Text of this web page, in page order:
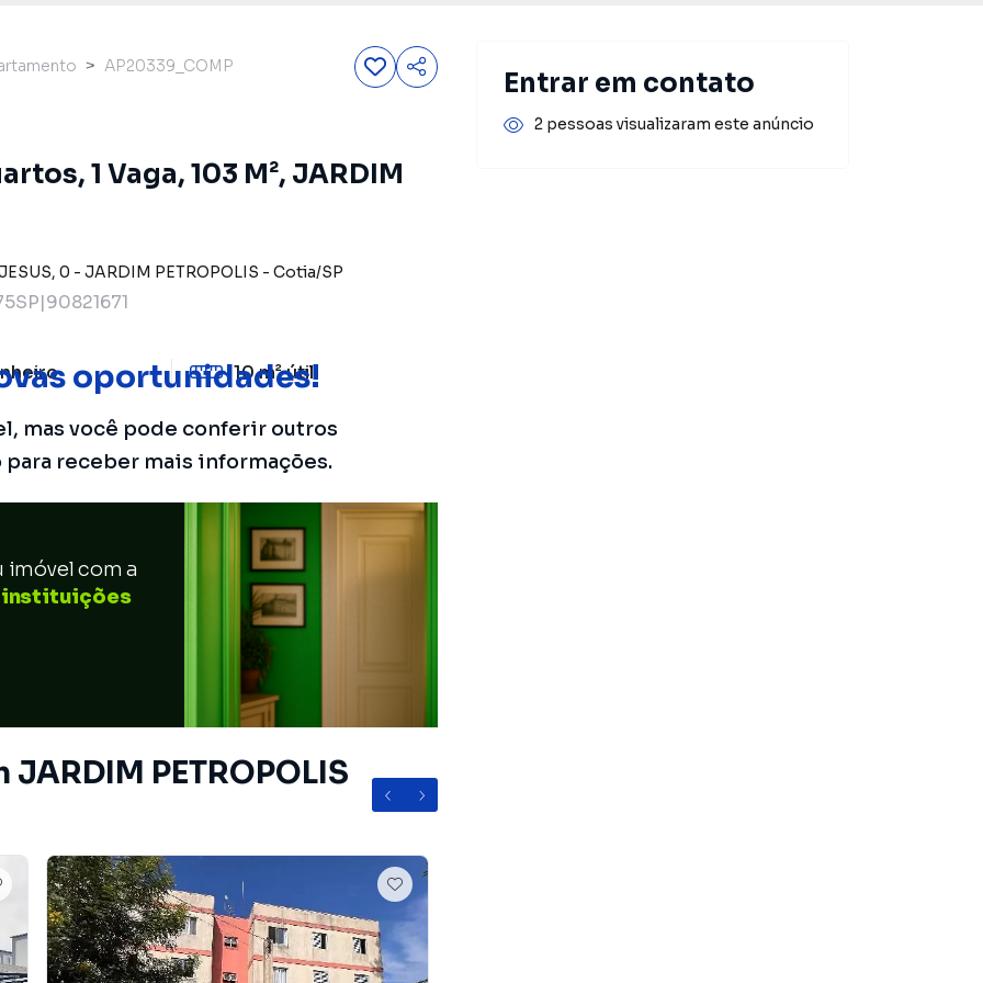
oportunidades!
mas você pode conferir outros
receber mais informações.
AP20339_COMP
1 Vaga, 103 M², JARDIM
, 0 - JARDIM PETROPOLIS - Cotia/SP
10 m²útil
imóvel com a
PETROPOLIS
Entrar em contato
2 pessoas visualizaram este anúncio